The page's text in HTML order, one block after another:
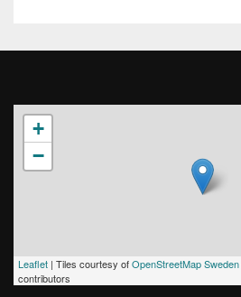
+
−
Leaflet | Tiles courtesy ofOpenStreetMap Sweden
contributors